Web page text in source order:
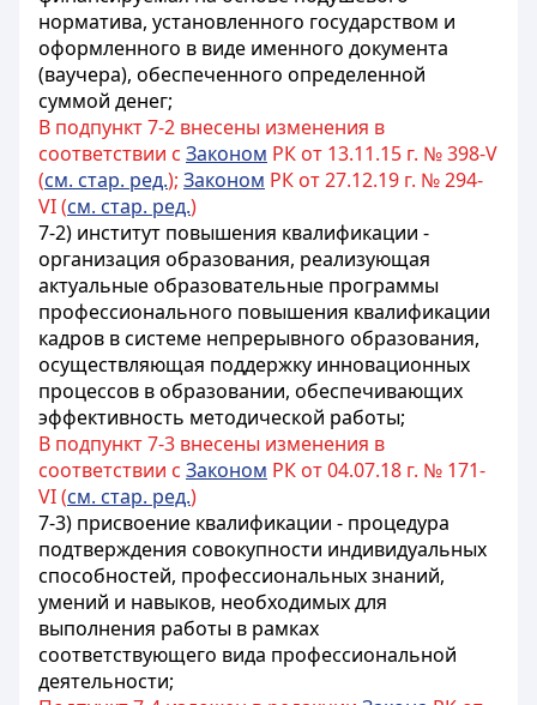
норматива, установленного государством и
оформленного в виде именного документа
(ваучера), обеспеченного определенной
суммой денег;
В подпункт 7-2 внесены изменения в
соответствии с Законом РК от 13.11.15 г. № 398-V
(см. стар. ред.); Законом РК от 27.12.19 г. № 294-
VI (см. стар. ред.)
7-2) институт повышения квалификации -
организация образования, реализующая
актуальные образовательные программы
профессионального повышения квалификации
кадров в системе непрерывного образования,
осуществляющая поддержку инновационных
процессов в образовании, обеспечивающих
эффективность методической работы;
В подпункт 7-3 внесены изменения в
соответствии с Законом РК от 04.07.18 г. № 171-
VI (см. стар. ред.)
7-3) присвоение квалификации - процедура
подтверждения совокупности индивидуальных
способностей, профессиональных знаний,
умений и навыков, необходимых для
выполнения работы в рамках
соответствующего вида профессиональной
деятельности;